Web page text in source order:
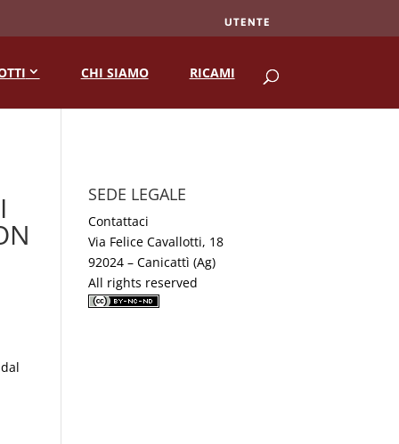
UTENTE
CHI SIAMO RICAMI
SEDE LEGALE
Contattaci
Via Felice Cavallotti, 18
92024 – Canicattì (Ag)
All rights reserved